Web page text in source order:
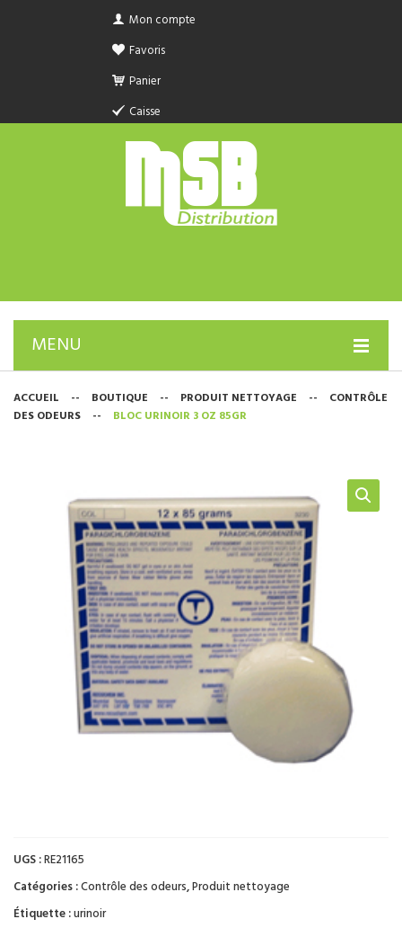
Mon compte
Favoris
Panier
Caisse
MENU
PRODUIT SANITAIRE.COM
QUI SOMMES-NOUS
CONTACTEZ NOUS
ACCUEIL -- BOUTIQUE -- PRODUIT NETTOYAGE --
CONTRÔLE
DES ODEURS
-- BLOC URINOIR 3 OZ 85GR
UGS :RE21165
Catégories :Contrôle des odeurs,Produit nettoyage
Étiquette :urinoir